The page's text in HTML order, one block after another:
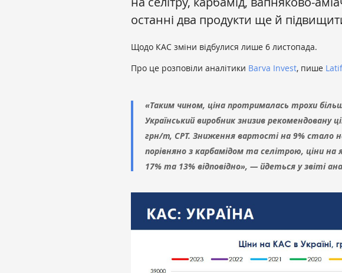
останні два продукти ще й
Щодо КАС зміни відбулися лише 6 листопада.
Про це розповіли аналітики Barva Invest, пише
«Таким чином, ціна протрималась трохи
Український виробник знизив рекомендовану
грн/т, СРТ. Зниження вартості на 9% стало
порівняно з карбамідом та селітрою, ціни на
17% та 13% відповідно», — йдеться у звіті